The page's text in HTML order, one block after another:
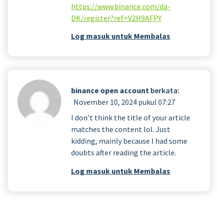
https://www.binance.com/da-
DK/register?ref=V2H9AFPY
Log masuk untuk Membalas
binance open account berkata:
November 10, 2024 pukul 07:27
I don’t think the title of your article
matches the content lol. Just
kidding, mainly because I had some
doubts after reading the article.
Log masuk untuk Membalas